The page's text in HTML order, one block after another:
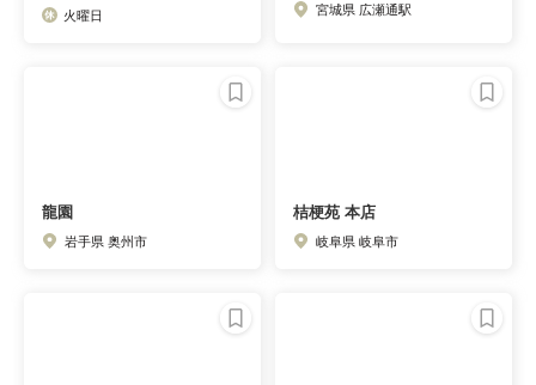
火曜日
宮城県 広瀬通駅
龍園
岩手県 奥州市
桔梗苑 本店
岐阜県 岐阜市